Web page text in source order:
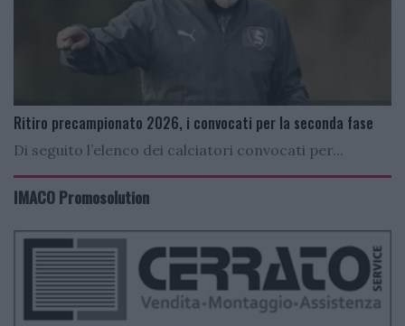
Ritiro precampionato 2026, i convocati per la seconda fase
Di seguito l’elenco dei calciatori convocati per...
IMACO Promosolution